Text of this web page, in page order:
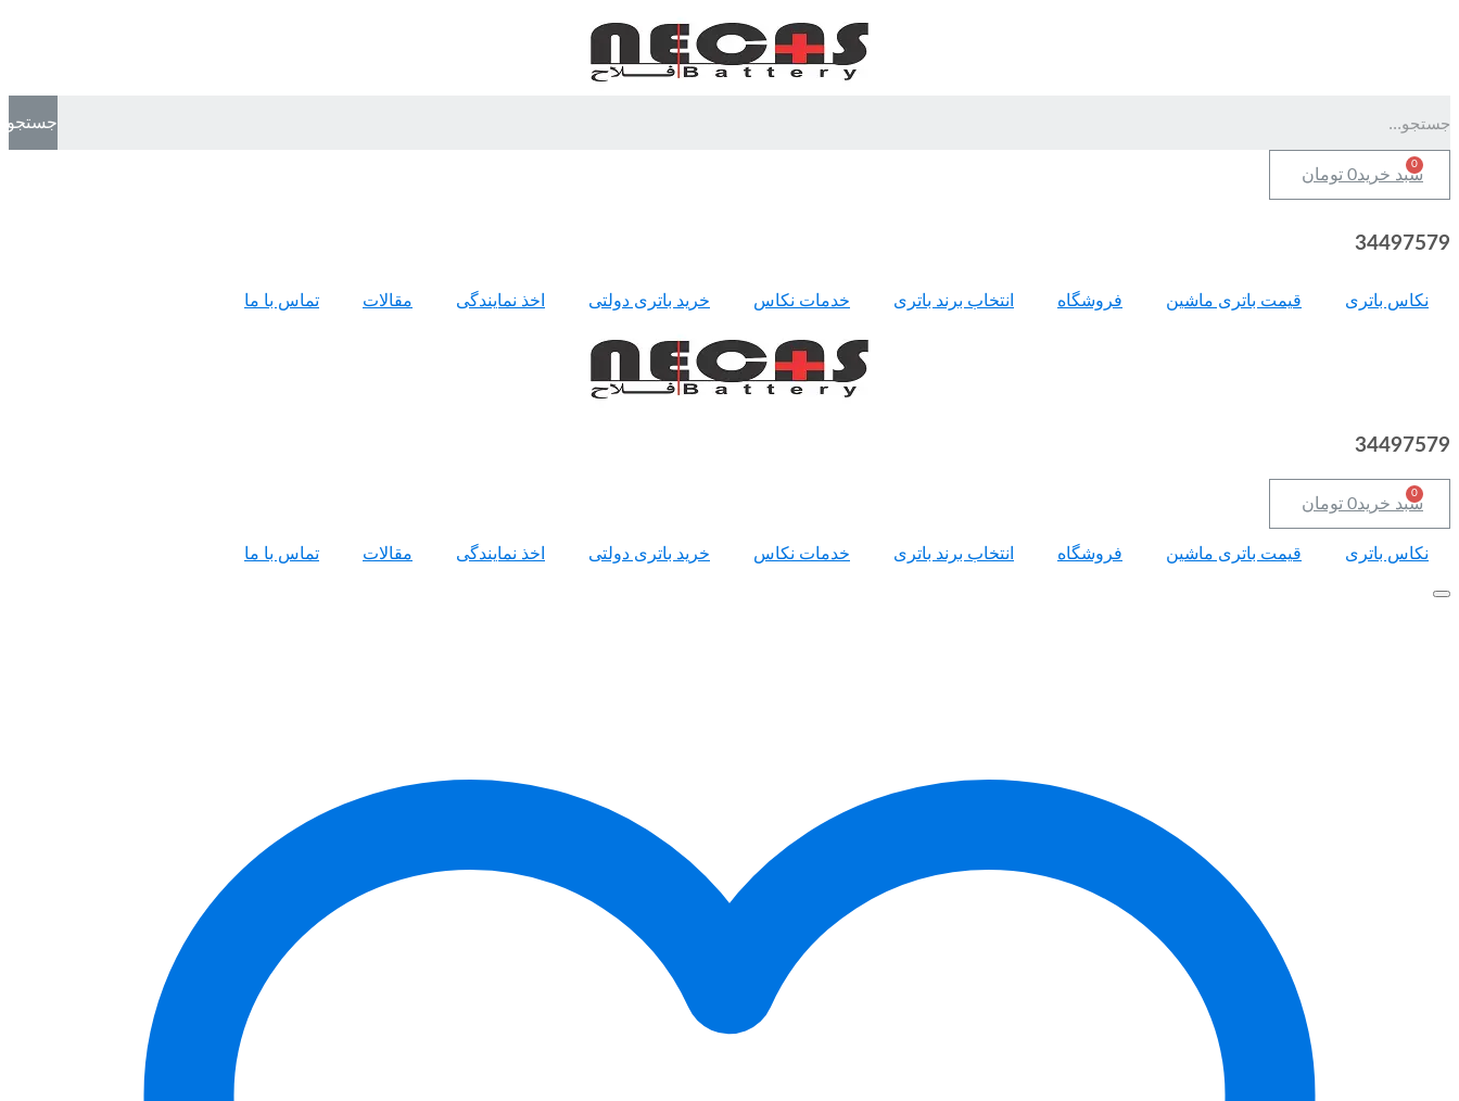
جستجو
0 تومان سبد خرید
34497579
نکاس باتری قیمت باتری ماشین فروشگاه انتخاب برند باتری خدمات نکاس خرید باتری دولتی اخذ نمایندگی مقالات تماس با ما
34497579
0 تومان سبد خرید
نکاس باتری قیمت باتری ماشین فروشگاه انتخاب برند باتری خدمات نکاس خرید باتری دولتی اخذ نمایندگی مقالات تماس با ما